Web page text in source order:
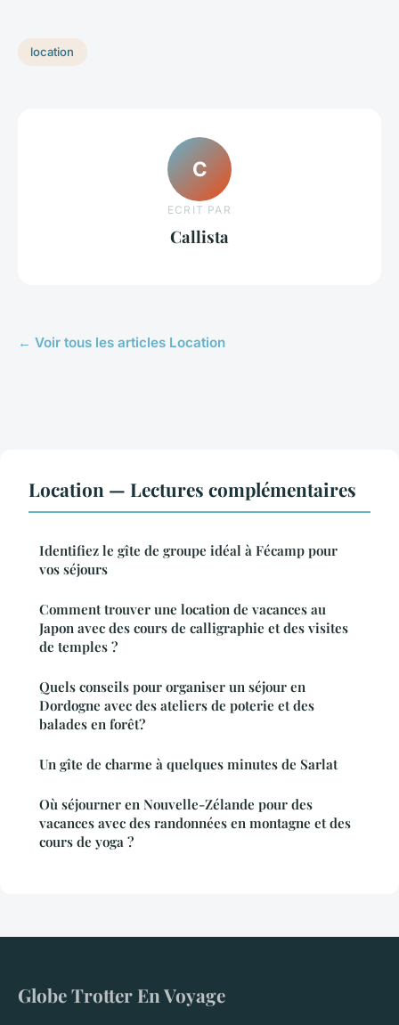
location
C
ECRIT PAR
Callista
← Voir tous les articles Location
Location — Lectures complémentaires
Identifiez le gîte de groupe idéal à Fécamp pour
vos séjours
Comment trouver une location de vacances au
Japon avec des cours de calligraphie et des visites
de temples ?
Quels conseils pour organiser un séjour en
Dordogne avec des ateliers de poterie et des
balades en forêt?
Un gîte de charme à quelques minutes de Sarlat
Où séjourner en Nouvelle-Zélande pour des
vacances avec des randonnées en montagne et des
cours de yoga ?
Globe Trotter En Voyage